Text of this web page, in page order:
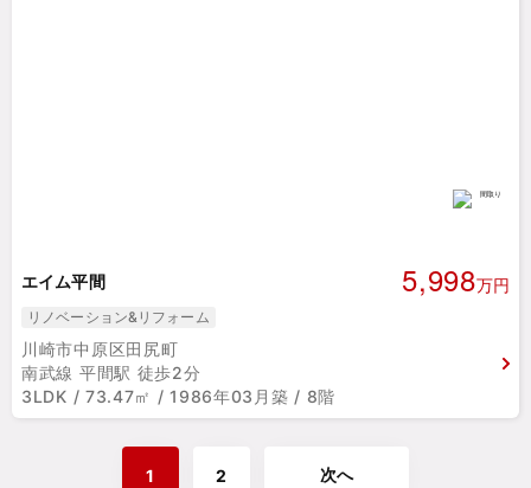
エイム平間 5,998万円
リノベーション&リフォーム
川崎市中原区田尻町
南武線 平間駅 徒歩2分
3LDK / 73.47㎡ / 1986年03月築 / 8階
1 2 次へ